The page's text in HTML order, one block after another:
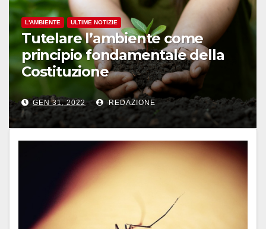
L'AMBIENTE ULTIME NOTIZIE
Tutelare l’ambiente come
principio fondamentale della
Costituzione
GEN 31, 2022 REDAZIONE